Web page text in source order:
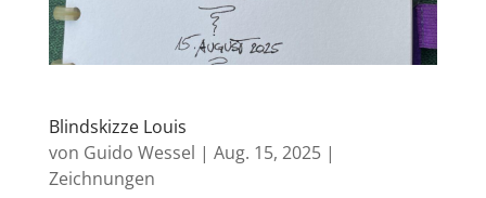
Blindskizze Louis
von Guido Wessel | Aug. 15, 2025|
Zeichnungen